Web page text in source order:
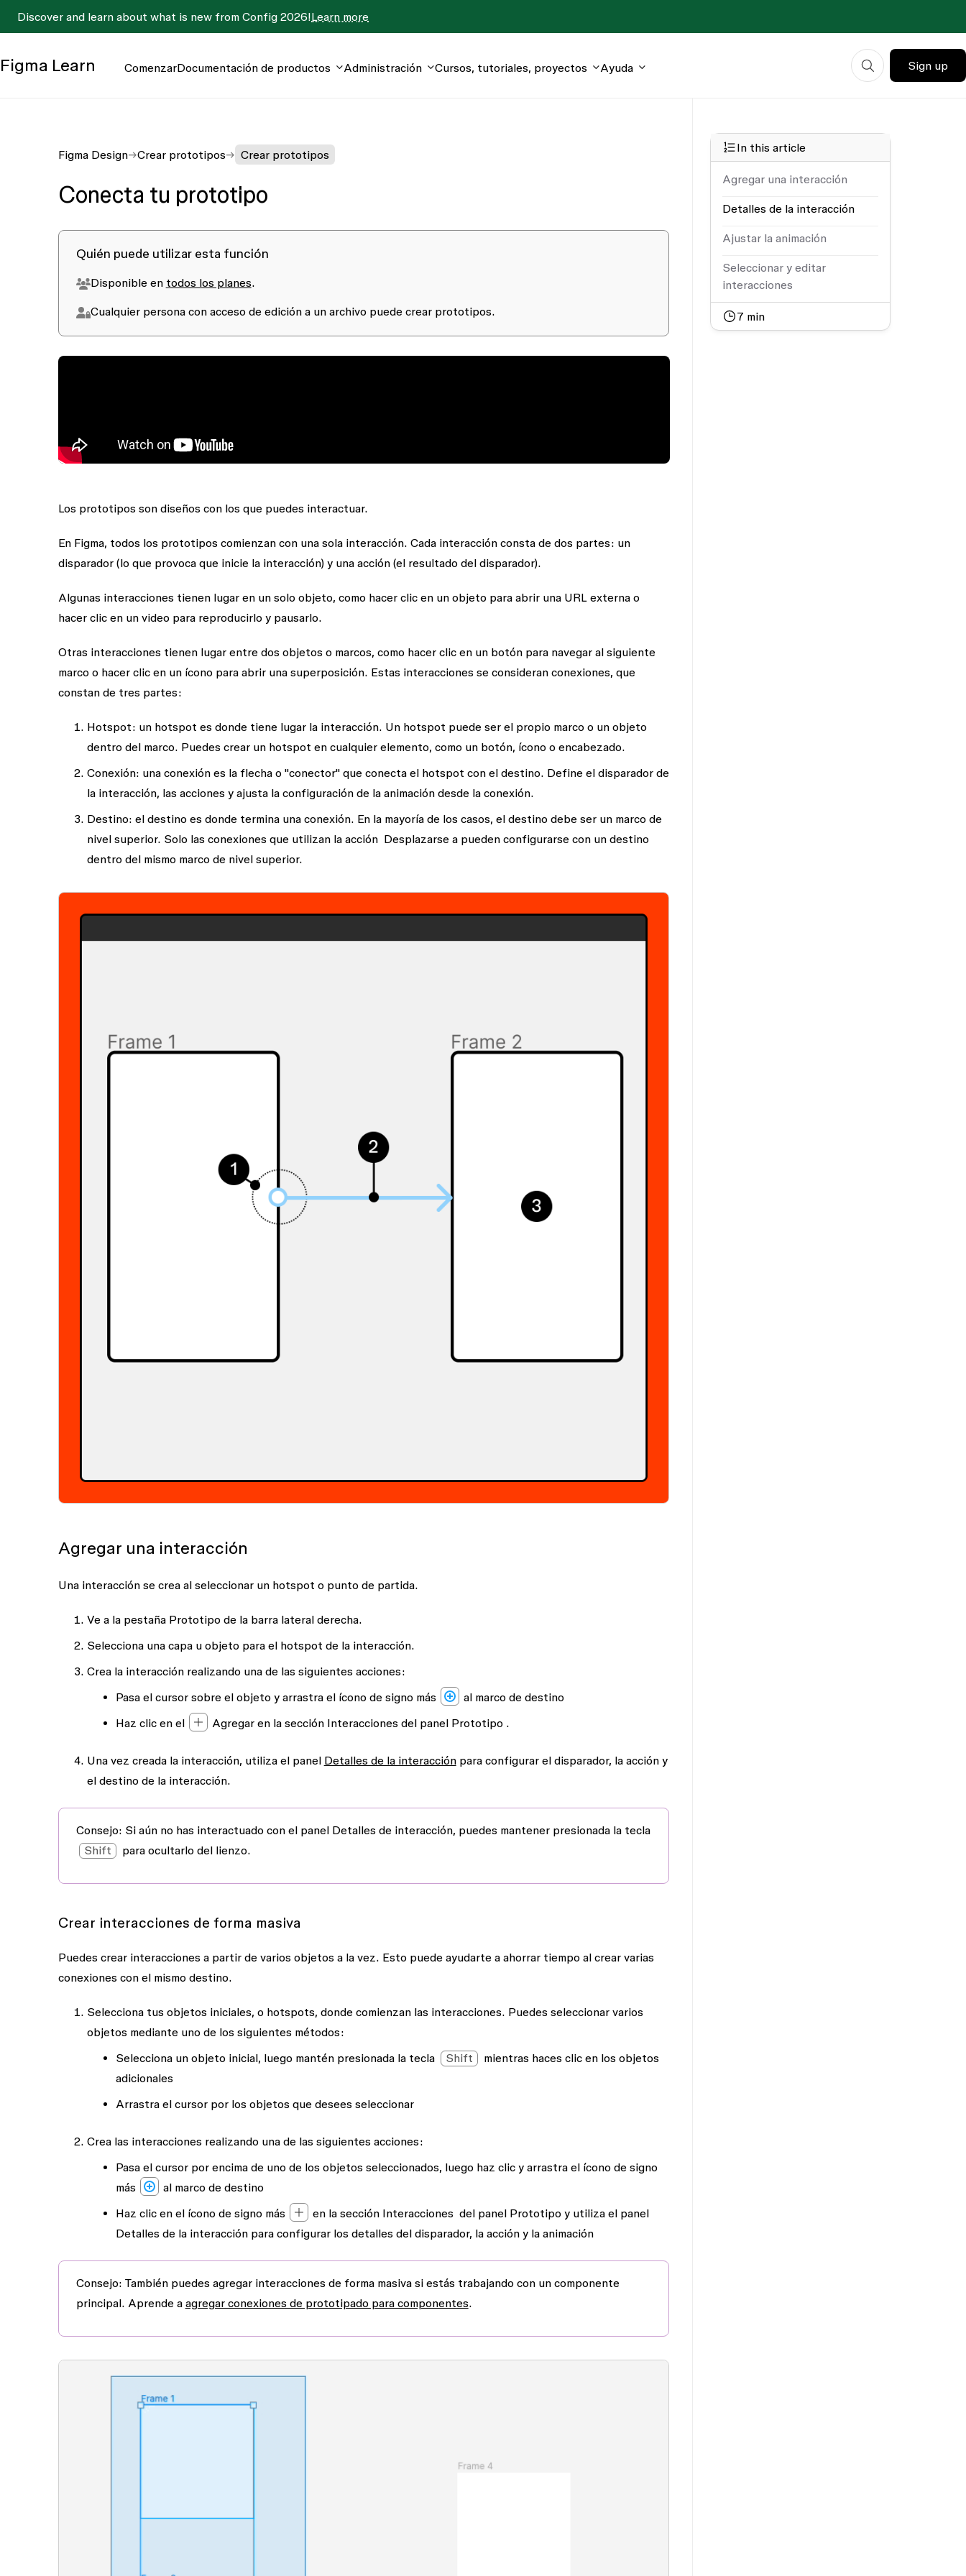
Discover and learn about what is new from Config 2026!Learn more
Figma Learn ComenzarDocumentación de productos Administración Cursos, tutoriales, proyectos Ayuda Sign up
Figma Design Crear prototipos Crear prototipos
Conecta tu prototipo
Quién puede utilizar esta función
Disponible en todos los planes.
Cualquier persona con acceso de edicióna un archivo puede crear prototipos.
Los prototipos son diseños con los que puedes interactuar.
En Figma, todos los prototipos comienzan con una sola interacción. Cada interacción consta de dos partes: un
disparador(lo que provoca que inicie la interacción) y una acción(el resultado del disparador).
Algunas interacciones tienen lugar en un solo objeto, como hacer clic en un objeto para abrir una URL externa o
hacer clic en un video para reproducirlo y pausarlo.
Otras interacciones tienen lugar entre dos objetos o marcos, como hacer clic en un botón para navegar al siguiente
marco o hacer clic en un ícono para abrir una superposición. Estas interacciones se consideran conexiones, que
constan de tres partes:
Hotspot: un hotspot es donde tiene lugar la interacción. Un hotspot puede ser el propio marco o un objeto
dentro del marco. Puedes crear un hotspot en cualquier elemento, como un botón, ícono o encabezado.
Conexión: una conexión es la flecha o "conector" que conecta el hotspot con el destino. Define el disparador de
la interacción, las acciones y ajusta la configuración de la animación desde la conexión.
Destino: el destino es donde termina una conexión. En la mayoría de los casos, el destino debe ser un marco de
nivel superior. Solo las conexiones que utilizan la acción Desplazarse apueden configurarse con un destino
dentro del mismo marco de nivel superior.
Agregar una interacción
Una interacción se crea al seleccionar un hotspot o punto de partida.
Ve a la pestaña Prototipo de la barra lateral derecha.
Selecciona una capa u objeto para el hotspot de la interacción.
Crea la interacción realizando una de las siguientes acciones:
Pasa el cursor sobre el objeto y arrastra el ícono de signo más
al marco de destino
Haz clic en el
Agregaren la sección Interaccionesdel panel Prototipo .
Una vez creada la interacción, utiliza el panel Detalles de la interacciónpara configurar el disparador, la acción y
el destino de la interacción.
Consejo: Si aún no has interactuado con el panel Detalles de interacción, puedes mantener presionada la tecla
Shift
para ocultarlo del lienzo.
Crear interacciones de forma masiva
Puedes crear interacciones a partir de varios objetos a la vez. Esto puede ayudarte a ahorrar tiempo al crear varias
conexiones con el mismo destino.
Selecciona tus objetos iniciales, o hotspots, donde comienzan las interacciones. Puedes seleccionar varios
objetos mediante uno de los siguientes métodos:
Selecciona un objeto inicial, luego mantén presionada la tecla
Shift
mientras haces clic en los objetos
adicionales
Arrastra el cursor por los objetos que desees seleccionar
Crea las interacciones realizando una de las siguientes acciones:
Pasa el cursor por encima de uno de los objetos seleccionados, luego haz clic y arrastra el ícono de signo
más
al marco de destino
Haz clic en el ícono de signo más
en la sección Interaccionesdel panel Prototipo y utiliza el panel
Detalles de la interacción para configurar los detalles del disparador, la acción y la animación
Consejo: También puedes agregar interacciones de forma masiva si estás trabajando con un componente
principal. Aprende a agregar conexiones de prototipado para componentes.
In this article
Agregar una interacción
Detalles de la interacción
Ajustar la animación
Seleccionar y editar
interacciones
7 min